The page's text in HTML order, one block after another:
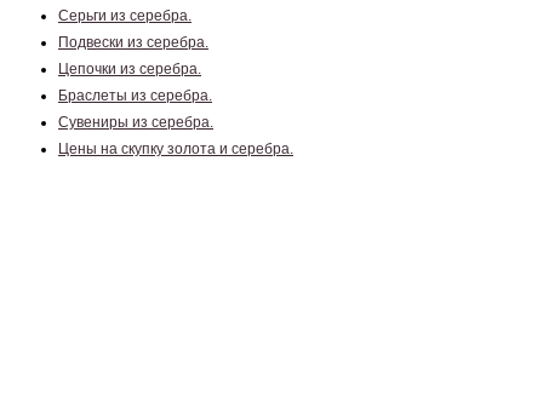
Серьги из серебра.
Подвески из серебра.
Цепочки из серебра.
Браслеты из серебра.
Сувениры из серебра.
Цены на скупку золота и серебра.